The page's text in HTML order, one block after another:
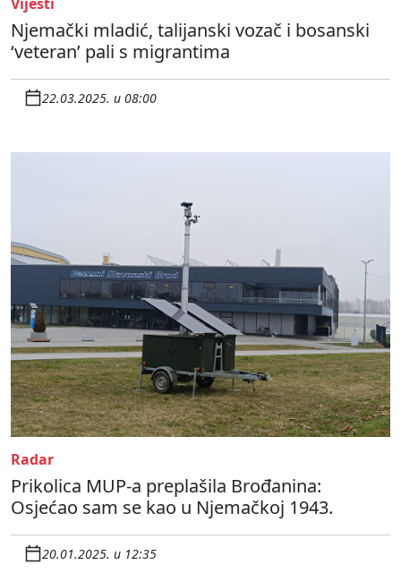
Njemački mladić, talijanski vozač i bosanski
‘veteran’ pali s migrantima
22.03.2025. u 08:00
Radar
Prikolica MUP-a preplašila Brođanina:
Osjećao sam se kao u Njemačkoj 1943.
20.01.2025. u 12:35